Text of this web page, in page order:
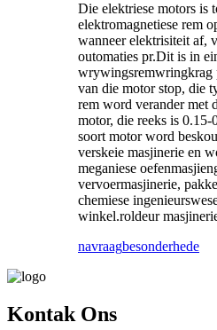
Die elektriese motors is
elektromagnetiese rem
wanneer elektrisiteit af,
outomaties pr.Dit is in
wrywingsremwringkrag
van die motor stop, die
rem word verander met
motor, die reeks is
soort motor word
verskeie masjinerie en
meganiese
vervoermasjinerie,
chemiese
winkel.roldeur
navraagbesonderhede
Kontak Ons